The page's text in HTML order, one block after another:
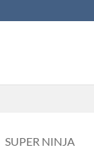
SUPER NINJA